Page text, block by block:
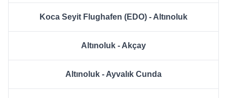
Koca Seyit Flughafen (EDO) - Altınoluk
Altınoluk - Akçay
Altınoluk - Ayvalık Cunda